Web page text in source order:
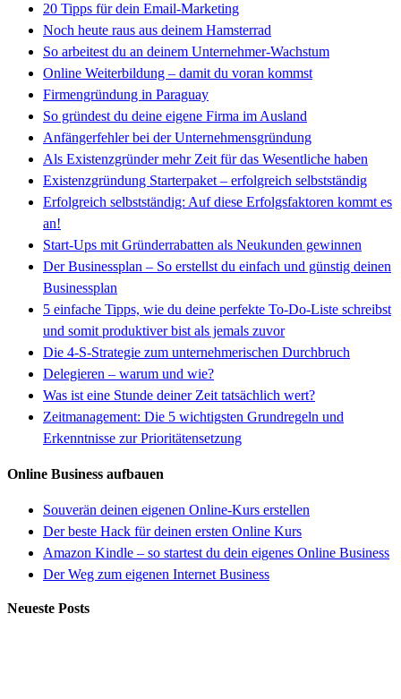
20 Tipps für dein Email-Marketing
Noch heute raus aus deinem Hamsterrad
So arbeitest du an deinem Unternehmer-Wachstum
Online Weiterbildung – damit du voran kommst
Firmengründung in Paraguay
So gründest du deine eigene Firma im Ausland
Anfängerfehler bei der Unternehmensgründung
Als Existenzgründer mehr Zeit für das Wesentliche haben
Existenzgründung Starterpaket – erfolgreich selbstständig
Erfolgreich selbstständig: Auf diese Erfolgsfaktoren kommt es
an!
Start-Ups mit Gründerrabatten als Neukunden gewinnen
Der Businessplan – So erstellst du einfach und günstig deinen
Businessplan
5 einfache Tipps, wie du deine perfekte To-Do-Liste schreibst
und somit produktiver bist als jemals zuvor
Die 4-S-Strategie zum unternehmerischen Durchbruch
Delegieren – warum und wie?
Was ist eine Stunde deiner Zeit tatsächlich wert?
Zeitmanagement: Die 5 wichtigsten Grundregeln und
Erkenntnisse zur Prioritätensetzung
Online Business aufbauen
Souverän deinen eigenen Online-Kurs erstellen
Der beste Hack für deinen ersten Online Kurs
Amazon Kindle – so startest du dein eigenes Online Business
Der Weg zum eigenen Internet Business
Neueste Posts